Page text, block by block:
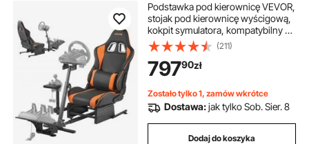
Podstawka pod kierownicę VEVOR,
stojak pod kierownicę wyścigową,
kokpit symulatora, kompatybilny z
pedałami Logitech G25, G27, G29,
G920, G923, Thrustmaster
T300RS, TX F458, T500RS, T3PA-
PRO (F1/GT) i CSR
(211)
79790zł
Zostało tylko 1, zamów wkrótce
Dostawa:jak tylko Sob. Sier. 8
Dodaj do koszyka